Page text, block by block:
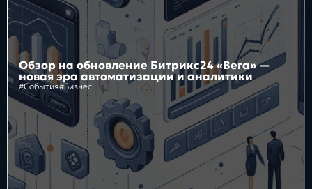
Бизнес Интересы Будущее
Direkt
О нас Контакты Продукты
Обзор на обновление Битрикс24 «Вега» —
новая эра автоматизации и аналитики
#События#Бизнес